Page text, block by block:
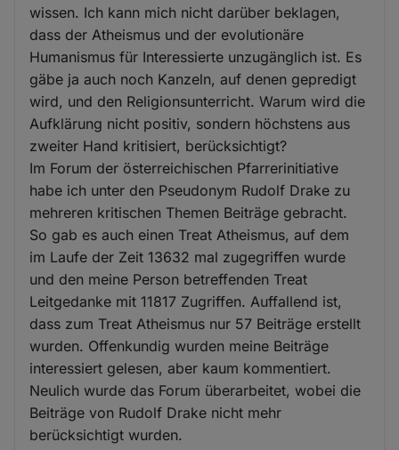
wissen. Ich kann mich nicht darüber beklagen,
dass der Atheismus und der evolutionäre
Humanismus für Interessierte unzugänglich ist. Es
gäbe ja auch noch Kanzeln, auf denen gepredigt
wird, und den Religionsunterricht. Warum wird die
Aufklärung nicht positiv, sondern höchstens aus
zweiter Hand kritisiert, berücksichtigt?
Im Forum der österreichischen Pfarrerinitiative
habe ich unter den Pseudonym Rudolf Drake zu
mehreren kritischen Themen Beiträge gebracht.
So gab es auch einen Treat Atheismus, auf dem
im Laufe der Zeit 13632 mal zugegriffen wurde
und den meine Person betreffenden Treat
Leitgedanke mit 11817 Zugriffen. Auffallend ist,
dass zum Treat Atheismus nur 57 Beiträge erstellt
wurden. Offenkundig wurden meine Beiträge
interessiert gelesen, aber kaum kommentiert.
Neulich wurde das Forum überarbeitet, wobei die
Beiträge von Rudolf Drake nicht mehr
berücksichtigt wurden.